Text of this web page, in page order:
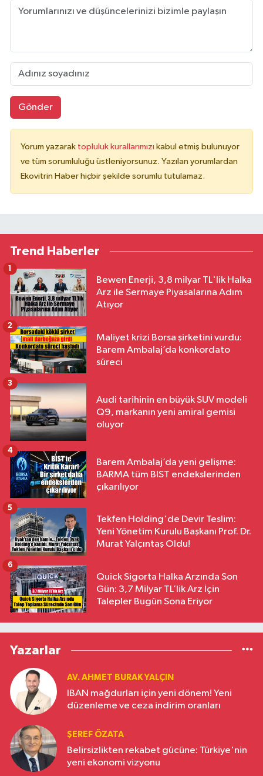
Gönder
Yorum yazarak topluluk kurallarımızı kabul etmiş bulunuyor
ve tüm sorumluluğu üstleniyorsunuz. Yazılan yorumlardan
Ekovitrin Haber hiçbir şekilde sorumlu tutulamaz.
Trend Haberler
Bewen Enerji, 3,8 milyar TL'lik Halka
Arz ile Sermaye Piyasalarına Adım
Atıyor
1
Maliyet krizi Borsa şirketini vurdu:
Barem Ambalaj’da konkordato
süreci
2
Audi tarihinin en büyük SUV modeli
Q9, markanın yeni amiral gemisi
oluyor
3
Barem Ambalaj’da yeni gelişme:
BARMA tüm BIST endekslerinden
çıkarılıyor
4
Tekfen Holding'de Devir Teslim:
Yeni Yönetim Kurulu Başkanı Prof. Dr.
Murat Yalçıntaş Oldu!
5
Quick Sigorta Halka Arzında Son
Gün: 3,7 Milyar TL’lik Arz İçin
Talepler Bugün Sona Eriyor
6
Yazarlar
AV. AHMET BURAK YALÇIN
IBAN mağdurları için yeni dönem! Yeni
düzenleme ve ceza indirim oranları
ŞEREF ÖZATA
Belirsizlikten rekabet gücüne: Türkiye'nin
yeni ekonomi vizyonu